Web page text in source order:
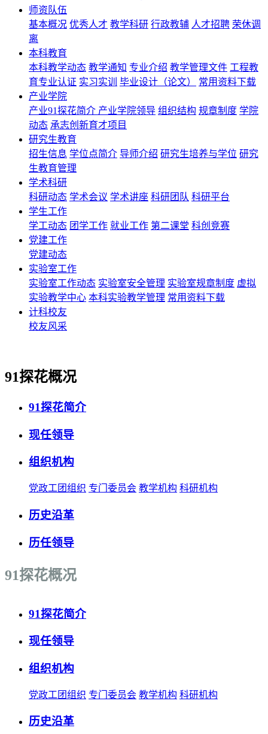
师资队伍
基本概况 优秀人才 教学科研 行政教辅 人才招聘 荣休调
离
本科教育
本科教学动态 教学通知 专业介绍 教学管理文件 工程教
育专业认证 实习实训 毕业设计（论文）
常用资料下载
产业学院
产业91探花简介 产业学院领导 组织结构 规章制度 学院
动态 承志创新育才项目
研究生教育
招生信息 学位点简介 导师介绍 研究生培养与学位 研究
生教育管理
学术科研
科研动态 学术会议 学术讲座 科研团队 科研平台
学生工作
学工动态 团学工作 就业工作 第二课堂 科创竞赛
党建工作
党建动态
实验室工作
实验室工作动态 实验室安全管理 实验室规章制度 虚拟
实验教学中心 本科实验教学管理 常用资料下载
计科校友
校友风采
91探花概况
91探花简介
现任领导
组织机构
党政工团组织 专门委员会 教学机构 科研机构
历史沿革
历任领导
91探花概况
91探花简介
现任领导
组织机构
党政工团组织 专门委员会 教学机构 科研机构
历史沿革